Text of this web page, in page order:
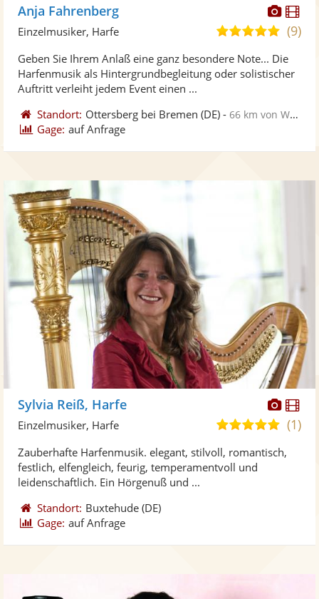
Fotos
Anja Fahrenberg
5,0
5
(9)
Einzelmusiker, Harfe
Geben Sie Ihrem Anlaß eine ganz besondere Note... Die
Harfenmusik als Hintergrundbegleitung oder solistischer
Auftritt verleiht jedem Event einen ...
Standort: Ottersberg bei Bremen (DE) -66 km von Wedel
Gage: auf Anfrage
Fotos
Sylvia Reiß, Harfe
5,0
5
(1)
Einzelmusiker, Harfe
Zauberhafte Harfenmusik. elegant, stilvoll, romantisch,
festlich, elfengleich, feurig, temperamentvoll und
leidenschaftlich. Ein Hörgenuß und ...
Standort: Buxtehude (DE)
Gage: auf Anfrage